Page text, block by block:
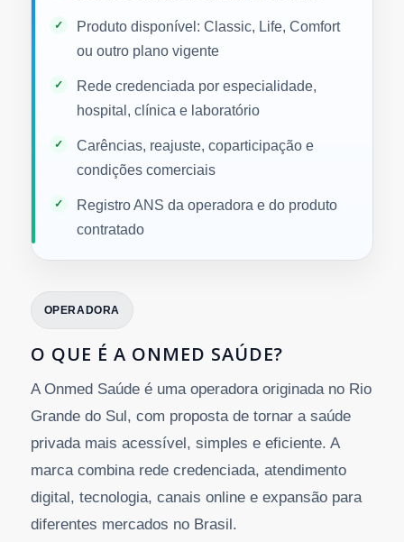
Produto disponível: Classic, Life, Comfort
ou outro plano vigente
Rede credenciada por especialidade,
hospital, clínica e laboratório
Carências, reajuste, coparticipação e
condições comerciais
Registro ANS da operadora e do produto
contratado
OPERADORA
O QUE É A ONMED SAÚDE?
A Onmed Saúde é uma operadora originada no Rio
Grande do Sul, com proposta de tornar a saúde
privada mais acessível, simples e eficiente. A
marca combina rede credenciada, atendimento
digital, tecnologia, canais online e expansão para
diferentes mercados no Brasil.